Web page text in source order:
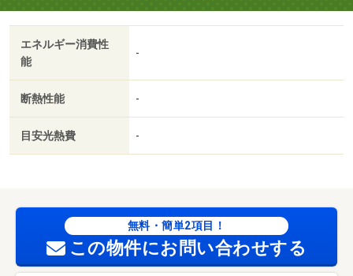
応物件／初期費用カード決済可／家賃カード決済可／通風
良好／カインズ（ホームセンター）まで５００ｍ／ベイシ
ア（スーパー）まで２５０ｍ／トライアル（スーパー）ま
で８０ｍ／山王台病院（病院）まで１４００ｍ／常陽銀行
５００ｍ
エネルギー消費性
能
-
断熱性能 -
目安光熱費 -
無料・簡単2項目！
この物件にお問い合わせする